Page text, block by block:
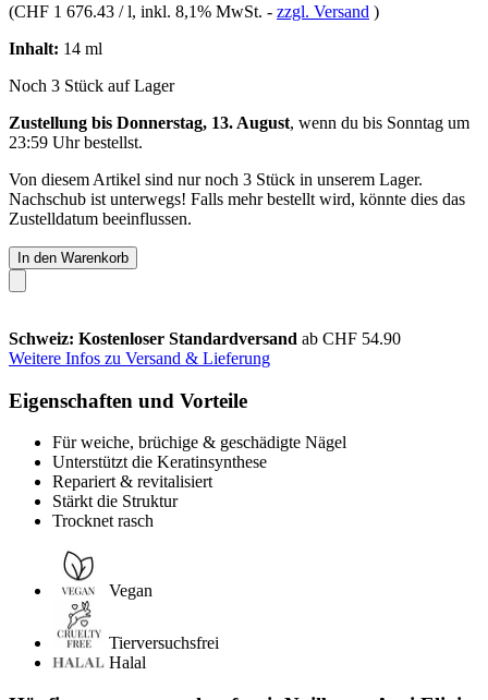
(CHF 1 676.43 / l, inkl. 8,1% MwSt. - zzgl. Versand )
Inhalt: 14 ml
Noch 3 Stück auf Lager
Zustellung bis Donnerstag, 13. August, wenn du bis Sonntag um
23:59 Uhrbestellst.
Von diesem Artikel sind nur noch 3 Stück in unserem Lager.
Nachschub ist unterwegs! Falls mehr bestellt wird, könnte dies das
Zustelldatum beeinflussen.
In den Warenkorb
Schweiz: Kostenloser Standardversand ab CHF 54.90
Weitere Infos zu Versand & Lieferung
Eigenschaften und Vorteile
Für weiche, brüchige & geschädigte Nägel
Unterstützt die Keratinsynthese
Repariert & revitalisiert
Stärkt die Struktur
Trocknet rasch
Vegan
Tierversuchsfrei
Halal